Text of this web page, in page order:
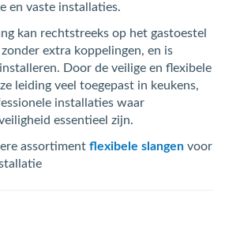
en vaste installaties.
kan rechtstreeks op het gastoestel
extra koppelingen, en is
Door de veilige en flexibele
leiding veel toegepast in keukens,
installaties waar
essentieel zijn.
assortiment flexibele slangen voor